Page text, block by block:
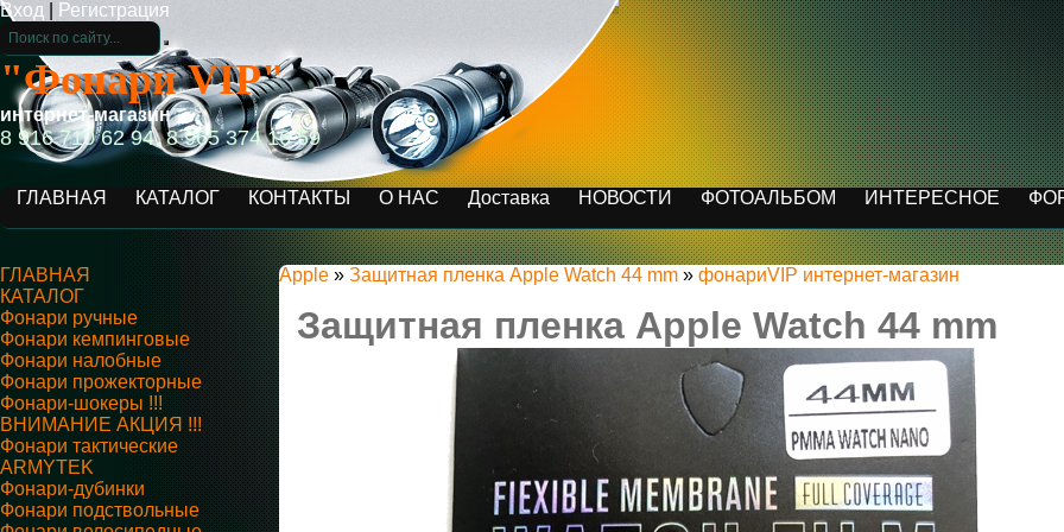
Вход Регистрация
"Фонари VIP"
интернет-магазин
8 916 710 62 94, 8 965 374 16 59
ГЛАВНАЯ КАТАЛОГ КОНТАКТЫ О НАС Доставка НОВОСТИ ФОТОАЛЬБОМ ИНТЕРЕСНОЕ
ГЛАВНАЯ
КАТАЛОГ
Фонари ручные
Фонари кемпинговые
Фонари налобные
Фонари прожекторные
Фонари-шокеры !!!
ВНИМАНИЕ АКЦИЯ !!!
Фонари тактические
ARMYTEK
Фонари-дубинки
Фонари подствольные
Apple » Защитная пленка Apple Watch 44 mm » фонариVIP интернет-магазин
Защитная пленка Apple Watch 44 mm